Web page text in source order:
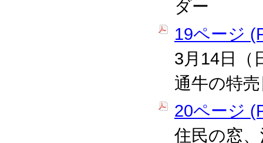
ダー
19ページ
3月14日（
通牛の特
20ページ
住民の窓